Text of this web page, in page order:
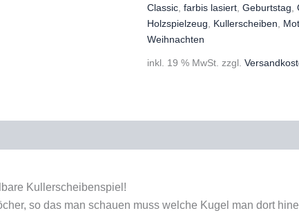
Classic farbis lasiert Geburtstag
Holzspielzeug
Kullerscheiben
Weihnachten
inkl. 19 % MwSt. zzgl.
Kullerscheibenspiel!
so das man schauen muss welche Kugel man dort